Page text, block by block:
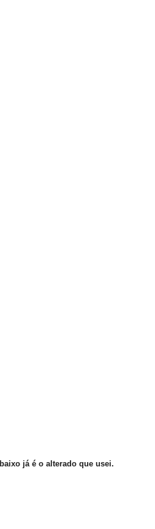
já é o alterado que usei.